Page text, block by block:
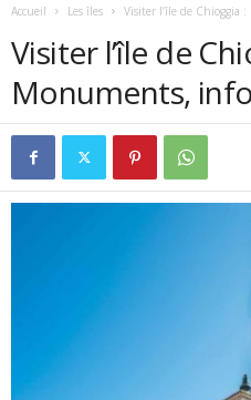
Accueil Les îles Visiter l’île de Chioggia
Visiter l’île de
Monuments,